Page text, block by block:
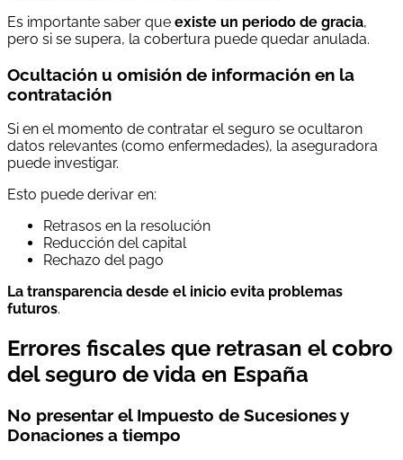
Es importante saber que existe un periodo de gracia,
pero si se supera, la cobertura puede quedar anulada.
Ocultación u omisión de información en la
contratación
Si en el momento de contratar el seguro se ocultaron
datos relevantes (como enfermedades), la aseguradora
puede investigar.
Esto puede derivar en:
Retrasos en la resolución
Reducción del capital
Rechazo del pago
La transparencia desde el inicio evita problemas
futuros.
Errores fiscales que retrasan el cobro
del seguro de vida en España
No presentar el Impuesto de Sucesiones y
Donaciones a tiempo